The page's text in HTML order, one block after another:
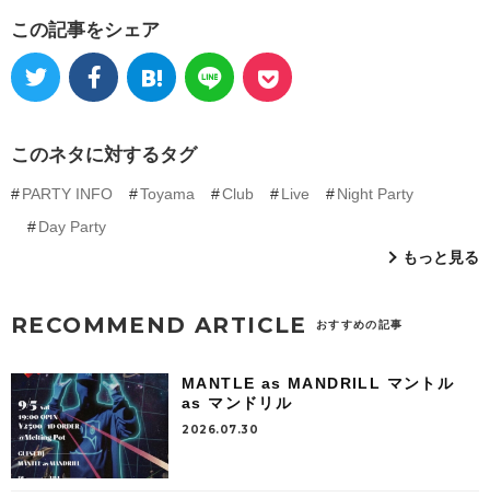
この記事をシェア
このネタに対するタグ
PARTY INFO Toyama Club Live
Night Party
Day Party
もっと見る
RECOMMEND ARTICLE おすすめの記事
MANTLE as MANDRILL マントル
as マンドリル
2026.07.30